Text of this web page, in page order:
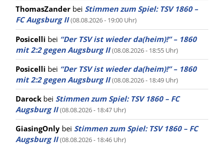
ThomasZander bei Stimmen zum Spiel: TSV 1860 –
FC Augsburg II (08.08.2026 - 19:00 Uhr)
Posicelli bei “Der TSV ist wieder da(heim)!” – 1860
mit 2:2 gegen Augsburg II (08.08.2026 - 18:55 Uhr)
Posicelli bei “Der TSV ist wieder da(heim)!” – 1860
mit 2:2 gegen Augsburg II (08.08.2026 - 18:49 Uhr)
Darock bei Stimmen zum Spiel: TSV 1860 – FC
Augsburg II (08.08.2026 - 18:47 Uhr)
GiasingOnly bei Stimmen zum Spiel: TSV 1860 – FC
Augsburg II (08.08.2026 - 18:46 Uhr)